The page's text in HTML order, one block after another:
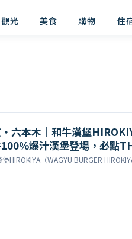
觀光 美食 購物 住
六本木｜和牛漢堡
％爆汁漢堡登場，必點
！
HIROKIYA（WAGYU BURGER